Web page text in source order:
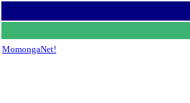
MomongaNet!